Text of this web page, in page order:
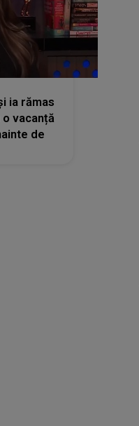
ia rămas
o vacanță
de